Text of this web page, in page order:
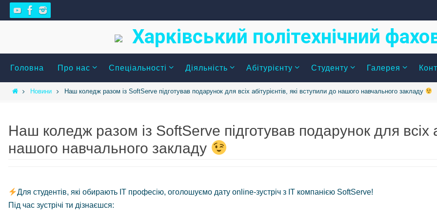
Skip
to
Харківський політехнічний
content
Головна Про нас Спеціальності Діяльність Абітурієнту Студенту Галерея
HomeНовини Наш коледж разом із SoftServe підготував подарунок для всіх абітурієнтів, які вступили до нашого навчального закладу
Наш коледж разом із SoftServe підготував подарунок для всіх
нашого навчального закладу
Для студентів, які обирають ІТ професію, оголошуємо дату online-зустріч з IT компанією SoftServe!
Під час зустрічі ти дізнаєшся: